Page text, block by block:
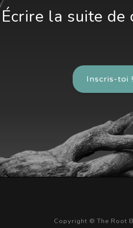
Écrire la suite de
Inscris-toi !
Copyright © The Root